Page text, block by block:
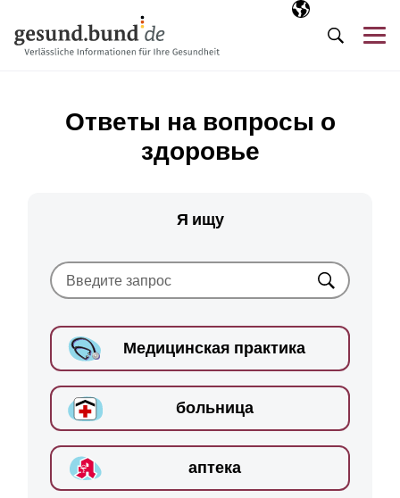
Выбранный
RU
Поиск
Ответы на вопросы о
здоровье
Я ищу
Искать
Медицинская практика
больница
аптека